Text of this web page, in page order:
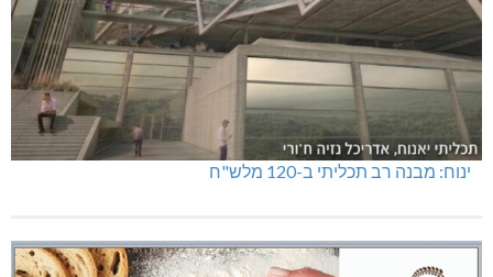
ינוח: מבנה רב תכליתי ב-120 מלש"ח